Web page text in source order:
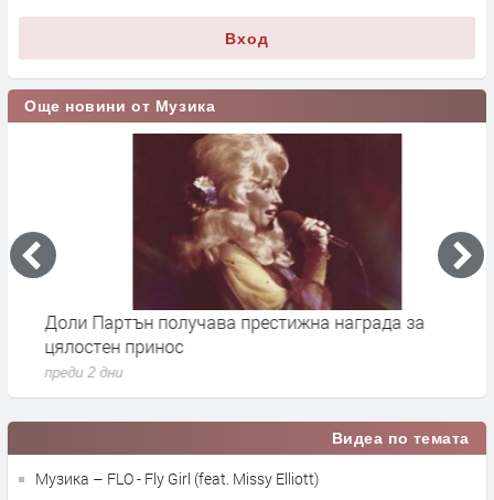
Вход
Още новини от Музика
Доли Партън получава престижна награда за
цялостен принос
преди 2 дни
Видеа по темата
Музика – FLO - Fly Girl (feat. Missy Elliott)